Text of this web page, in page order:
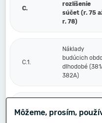
C.
rozlíšenie
súčet (r. 75
r. 78)
C.1.
Náklady
budúcich
dlhodobé
382A)
2.
budúcich
Môžeme, prosím,